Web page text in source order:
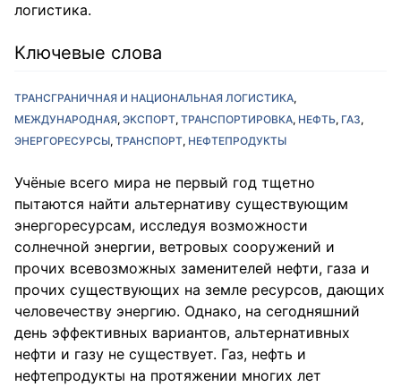
логистика.
Ключевые слова
ТРАНСГРАНИЧНАЯ И НАЦИОНАЛЬНАЯ ЛОГИСТИКА
МЕЖДУНАРОДНАЯ ЭКСПОРТ ТРАНСПОРТИРОВКА НЕФТЬ ГАЗ
ЭНЕРГОРЕСУРСЫ ТРАНСПОРТ НЕФТЕПРОДУКТЫ
Учёные всего мира не первый год тщетно
пытаются найти альтернативу существующим
энергоресурсам, исследуя возможности
солнечной энергии, ветровых сооружений и
прочих всевозможных заменителей нефти, газа и
прочих существующих на земле ресурсов, дающих
человечеству энергию. Однако, на сегодняшний
день эффективных вариантов, альтернативных
нефти и газу не существует. Газ, нефть и
нефтепродукты на протяжении многих лет